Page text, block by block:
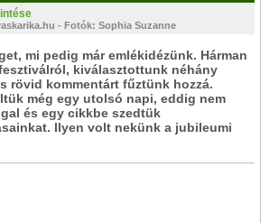
- Fotók: Sophia Suzanne
mi pedig már emlékidézünk. Hárman
kiválasztottunk néhány
rövid kommentárt fűztünk hozzá.
még egy utolsó napi, eddig nem
és egy cikkbe szedtük
Ilyen volt nekünk a jubileumi